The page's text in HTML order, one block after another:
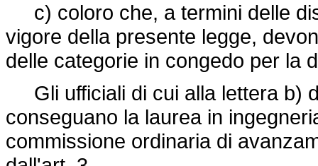
c) coloro che, a termini delle
vigore della presente legge,
delle categorie in congedo per la
Gli ufficiali di cui alla lettera b)
conseguano la laurea in
commissione ordinaria di